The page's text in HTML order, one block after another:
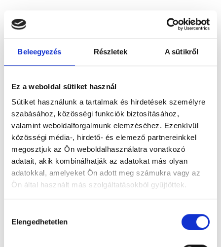
Beleegyezés Részletek A sütikről
Ez a weboldal sütiket használ
Sütiket használunk a tartalmak és hirdetések személyre
szabásához, közösségi funkciók biztosításához,
valamint weboldalforgalmunk elemzéséhez. Ezenkívül
közösségi média-, hirdető- és elemező partnereinkkel
megosztjuk az Ön weboldalhasználatra vonatkozó
adatait, akik kombinálhatják az adatokat más olyan
adatokkal, amelyeket Ön adott meg számukra vagy az
Ön által használt más szolgáltatásokból gyűjtöttek.
szabályzat:https://foglaljorvost.hu/info/foglaljorvost-
kiválasztása
Elengedhetetlen
A-Dentál Fog. BT, XVI.ker.
Foglalj időpontot megbízható
magánorvosokhoz most!
Válassz szakterületet
Válassz helyszínt